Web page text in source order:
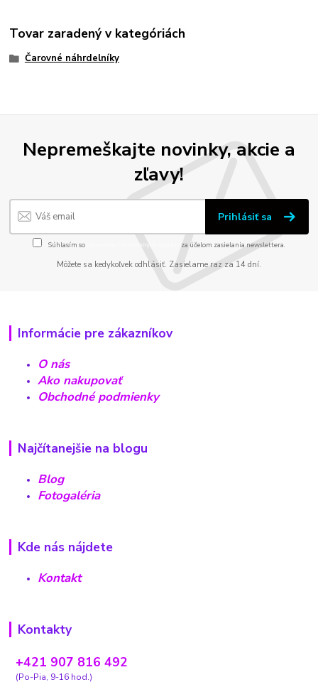
Tovar zaradený v kategóriách
Čarovné náhrdelníky
Nepremeškajte novinky, akcie a
zľavy!
Prihlásiť sa
Súhlasím so spracovaním osobných údajov za účelom zasielania newslettera.
Môžete sa kedykoľvek odhlásiť. Zasielame raz za 14 dní.
Informácie pre zákazníkov
O nás
Ako nakupovať
Obchodné podmienky
Najčítanejšie na blogu
Blog
Fotogaléria
Kde nás nájdete
Kontakt
Kontakty
+421 907 816 492
(Po-Pia, 9-16 hod.)